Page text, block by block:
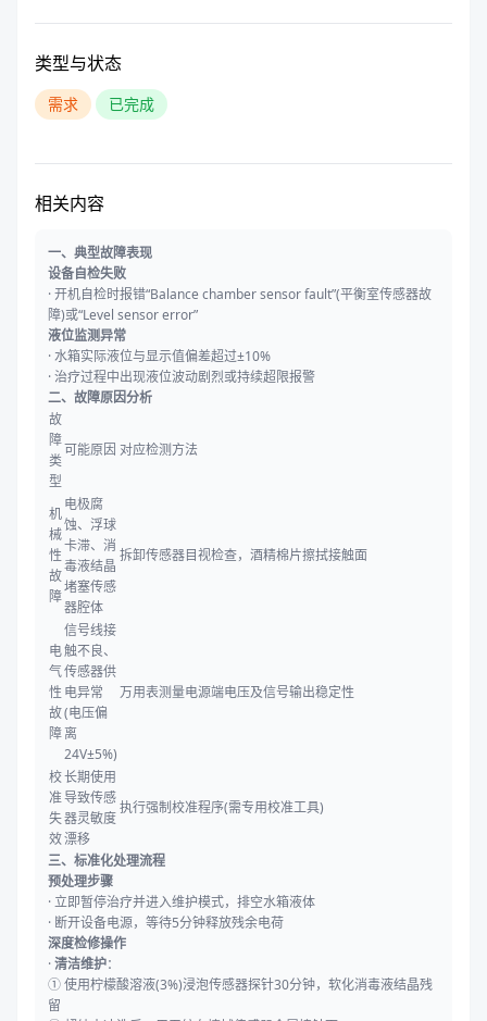
类型与状态
需求 已完成
相关内容
一、典型故障表现
设备自检失败
· 开机自检时报错“Balance chamber sensor fault”(平衡室传感器故
障)或“Level sensor error”
液位监测异常
· 水箱实际液位与显示值偏差超过±10%
· 治疗过程中出现液位波动剧烈或持续超限报警
二、故障原因分析
故
障
类
型
可能原因 对应检测方法
机
械
性
故
障
电极腐
蚀、浮球
卡滞、消
毒液结晶
堵塞传感
器腔体
拆卸传感器目视检查，酒精棉片擦拭接触面
电
气
性
故
障
信号线接
触不良、
传感器供
电异常
(电压偏
离
24V±5%)
万用表测量电源端电压及信号输出稳定性
校
准
失
效
长期使用
导致传感
器灵敏度
漂移
执行强制校准程序(需专用校准工具)
三、标准化处理流程
预处理步骤
· 立即暂停治疗并进入维护模式，排空水箱液体
· 断开设备电源，等待5分钟释放残余电荷
深度检修操作
·清洁维护：
① 使用柠檬酸溶液(3%)浸泡传感器探针30分钟，软化消毒液结晶残
留